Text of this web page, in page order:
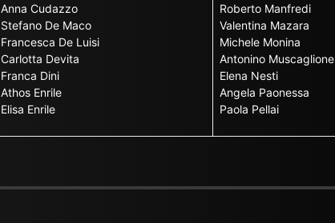
Anna Cudazzo
Stefano De Maco
Francesca De Luisi
Carlotta Devita
Franca Dini
Athos Enrile
Elisa Enrile
Roberto Manfredi
Valentina Mazara
Michele Monina
Antonino Muscaglione
Elena Nesti
Angela Paonessa
Paola Pellai